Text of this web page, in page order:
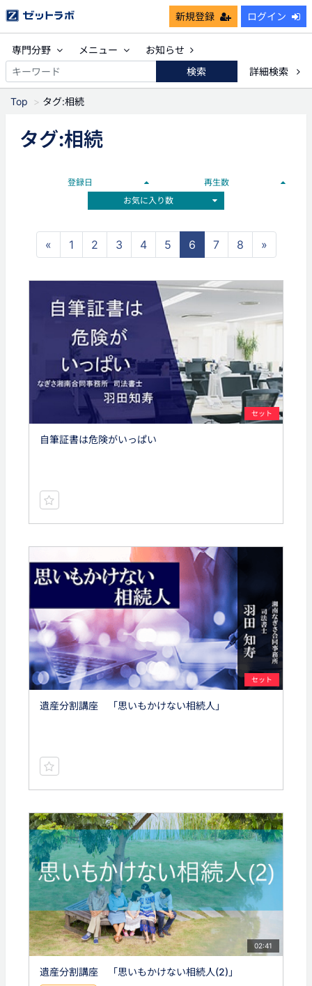
新規登録 ログイン
専門分野 メニュー
お知らせ
検索
詳細検索
Top タグ:相続
タグ:相続
登録日
再生数
お気に入り数
« 1 2 3 4 5 6 7 8 »
セット
自筆証書は危険がいっぱい
セット
遺産分割講座 「思いもかけない相続人」
02:41
遺産分割講座 「思いもかけない相続人(2)」